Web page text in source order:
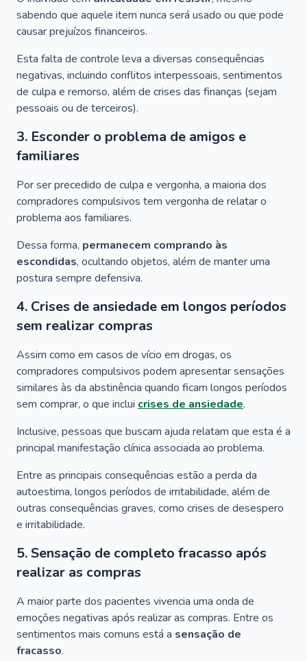
sabendo que aquele item nunca será usado ou que pode
causar prejuízos financeiros.
Esta falta de controle leva a diversas consequências
negativas, incluindo conflitos interpessoais, sentimentos
de culpa e remorso, além de crises das finanças (sejam
pessoais ou de terceiros).
3. Esconder o problema de amigos e
familiares
Por ser precedido de culpa e vergonha, a maioria dos
compradores compulsivos tem vergonha de relatar o
problema aos familiares.
Dessa forma, permanecem comprando às
escondidas, ocultando objetos, além de manter uma
postura sempre defensiva.
4. Crises de ansiedade em longos períodos
sem realizar compras
Assim como em casos de vício em drogas, os
compradores compulsivos podem apresentar sensações
similares às da abstinência quando ficam longos períodos
sem comprar, o que inclui crises de ansiedade.
Inclusive, pessoas que buscam ajuda relatam que esta é a
principal manifestação clínica associada ao problema.
Entre as principais consequências estão a perda da
autoestima, longos períodos de irritabilidade, além de
outras consequências graves, como crises de desespero
e irritabilidade.
5. Sensação de completo fracasso após
realizar as compras
A maior parte dos pacientes vivencia uma onda de
emoções negativas após realizar as compras. Entre os
sentimentos mais comuns está a sensação de
fracasso.